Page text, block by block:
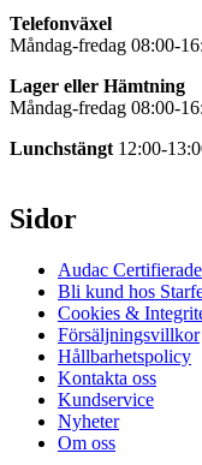
Telefonväxel
Måndag-fredag 08:00-
Lager eller Hämtning
Måndag-fredag 08:00-
Lunchstängt 12:00-
Sidor
Audac
Bli kund hos
Cookies &
Försäljningsvillkor
Hållbarhetspolicy
Kontakta oss
Kundservice
Nyheter
Om oss